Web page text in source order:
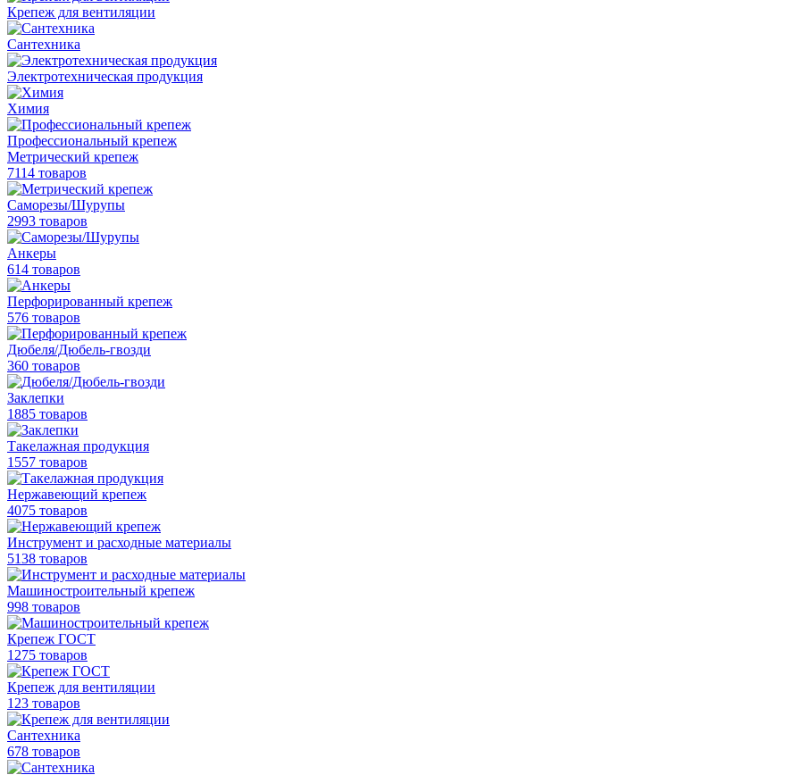
Крепеж для вентиляции
Сантехника
Электротехническая продукция
Химия
Профессиональный крепеж
Метрический крепеж
7114 товаров
Саморезы/Шурупы
2993 товаров
Анкеры
614 товаров
Перфорированный крепеж
576 товаров
Дюбеля/Дюбель-гвозди
360 товаров
Заклепки
1885 товаров
Такелажная продукция
1557 товаров
Нержавеющий крепеж
4075 товаров
Инструмент и расходные материалы
5138 товаров
Машиностроительный крепеж
998 товаров
Крепеж ГОСТ
1275 товаров
Крепеж для вентиляции
123 товаров
Сантехника
678 товаров